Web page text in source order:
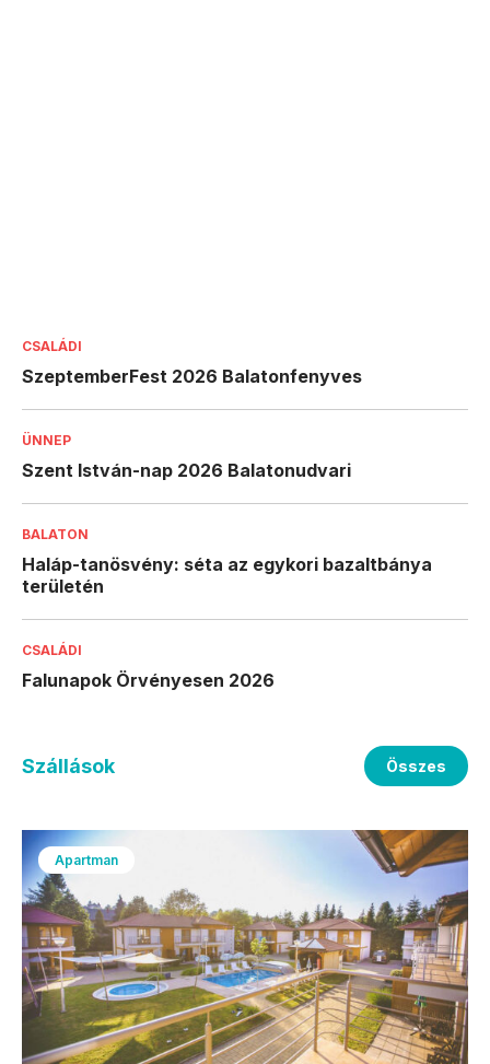
CSALÁDI
SzeptemberFest 2026 Balatonfenyves
ÜNNEP
Szent István-nap 2026 Balatonudvari
BALATON
Haláp-tanösvény: séta az egykori bazaltbánya
területén
CSALÁDI
Falunapok Örvényesen 2026
Szállások Összes
Apartman